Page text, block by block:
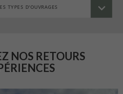
NOS RETOURS